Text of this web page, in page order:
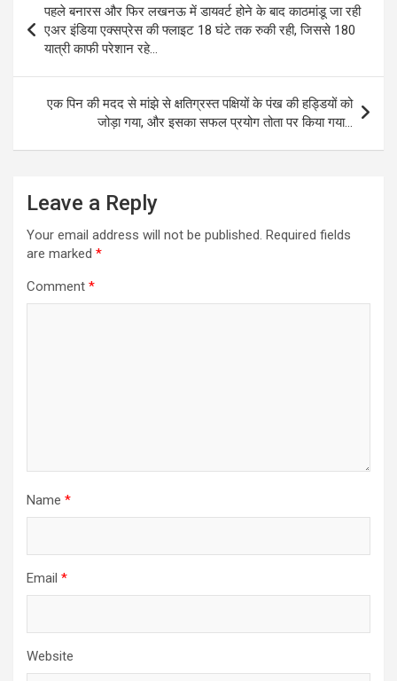
navigation
पहले बनारस और फिर लखनऊ में डायवर्ट होने के बाद काठमांडू जा रही
एअर इंडिया एक्सप्रेस की फ्लाइट 18 घंटे तक रुकी रही, जिससे 180
यात्री काफी परेशान रहे…
एक पिन की मदद से मांझे से क्षतिग्रस्त पक्षियों के पंख की हड्डियों को
जोड़ा गया, और इसका सफल प्रयोग तोता पर किया गया…
Leave a Reply
Your email address will not be published. Required fields
are marked *
Comment *
Name *
Email *
Website